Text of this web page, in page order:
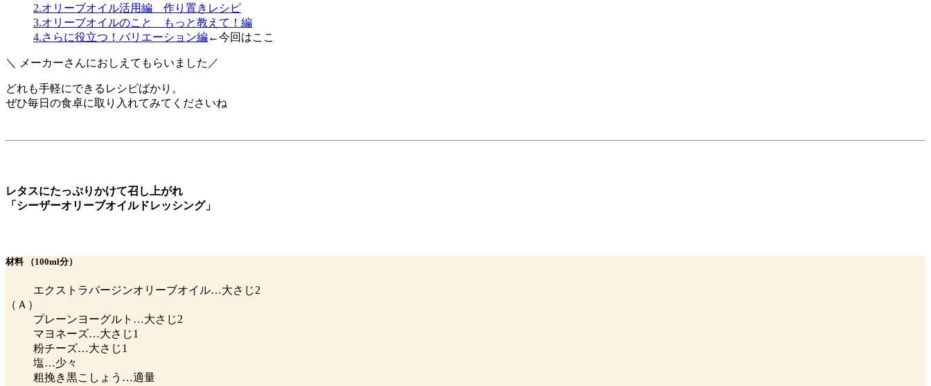
2.オリーブオイル活用編 作り置きレシピ
3.オリーブオイルのこと もっと教えて！編
4.さらに役立つ！バリエーション編←今回はここ
＼ メーカーさんにおしえてもらいました／
どれも手軽にできるレシピばかり。
ぜひ毎日の食卓に取り入れてみてくださいね
レタスにたっぷりかけて召し上がれ
「シーザーオリーブオイルドレッシング」
材料 （100ml分）
エクストラバージンオリーブオイル…大さじ2
（Ａ）
プレーンヨーグルト…大さじ2
マヨネーズ…大さじ1
粉チーズ…大さじ1
塩…少々
粗挽き黒こしょう…適量